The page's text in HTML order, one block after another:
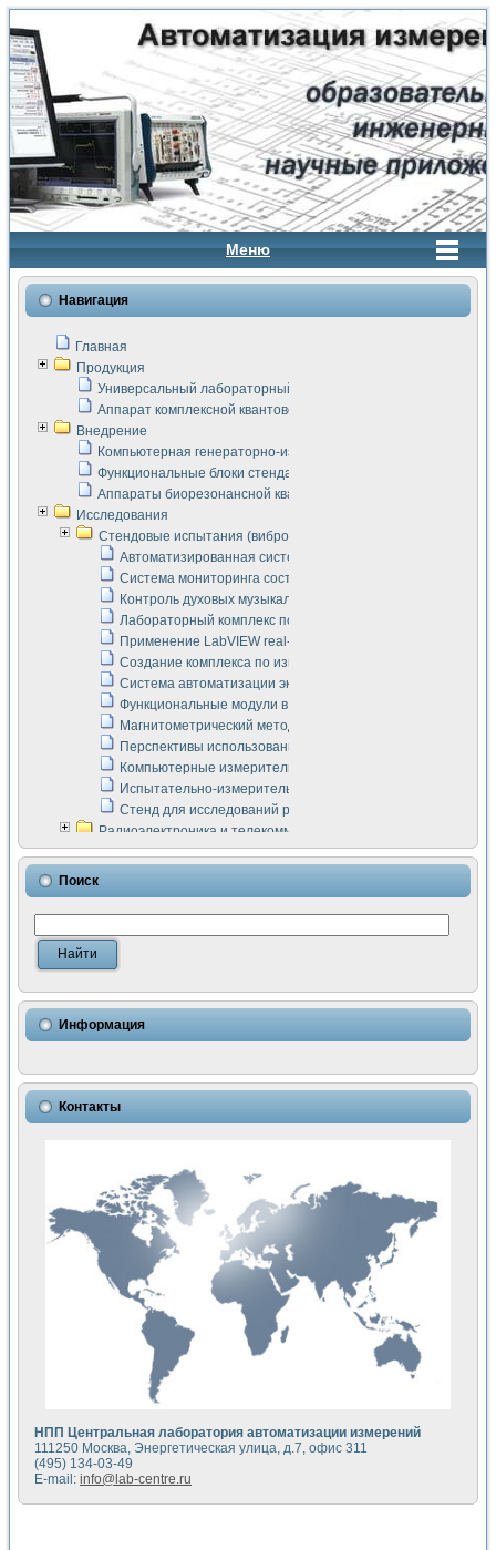
Меню
Навигация
Главная
Продукция
Универсальный лабораторный стенд "Сигнал-USB"
Аппарат комплексной квантовой терапии Интроскан
Внедрение
Компьютерная генераторно-измерительная система
Функциональные блоки стенда "Сигнал-USB"
Аппараты биорезонансной квантовой терапии серии СКАН
Исследования
Стендовые испытания (виброакустика, тензометрия и т.п.)
Автоматизированная система измерения параметров
Система мониторинга состояния тяговых
Контроль духовых музыкальных инструментов
Лабораторный комплекс по исследованию элементной
Применение LabVIEW real-time module для
Создание комплекса по измерению скорости подвижного
Система автоматизации экспериментальных
Функциональные модули в стандарте Nl SCXI для
Магнитометрический метод в дефектоскопии сварных
Перспективы использования машинного зрения в
Компьютерные измерительные системы для
Испытательно-измерительный комплекс аппаратуры для
Стенд для исследований рабочих процессов ДВС в
Радиоэлектроника и телекоммуникации
LabVIEW в расчетах радиолиний систем передачи данных
Аппаратно-программный комплекс для исследования
Виртуальный лабораторный стенд для исследования
Измерение шумовых параметров операционных
Измерительный преобразователь на основе цифровой
Использование NI LabVIEW для математического
Исследовние возможности создания измерителя ВАХ
Математическое моделирование генератора сигналов -
Применение осциллографического модуля с высоким
Симуляция отклика импульсного радиолокационного
Автоматизация формирования уравнений состояния для
Разработка автоматизированного стенда для измерения
Применение среды LabVIEW для построения картины
Портативная система для определения показателей
Использование LabVIEW для управления источником
Устройство для снятия вольт-амперных характеристик
Передовые научные технологии: нано-, фемто-,
Автоматизированная установка по измерению временных
Автоматизированный лабораторный комплекс на базе
Визуализация моделирования и оптимизации тепловой
Виртуальный прибор для исследования функциональных
Исследование возможности создания экономичного
Исследование кинетики движения макрочастиц в
Метод прогнозирования свойств дисперсных продуктов
Недорогая система управления сверхпроводящим
Применение технологий NI в курсе экспериментальной
Расчет переноса аэрозоля и выпадения осадка в
Поиск
Информация
Контакты
НПП Центральная лаборатория автоматизации измерений
111250 Москва, Энергетическая улица, д.7, офис 311
(495) 134-03-49
E-mail: info@lab-centre.ru